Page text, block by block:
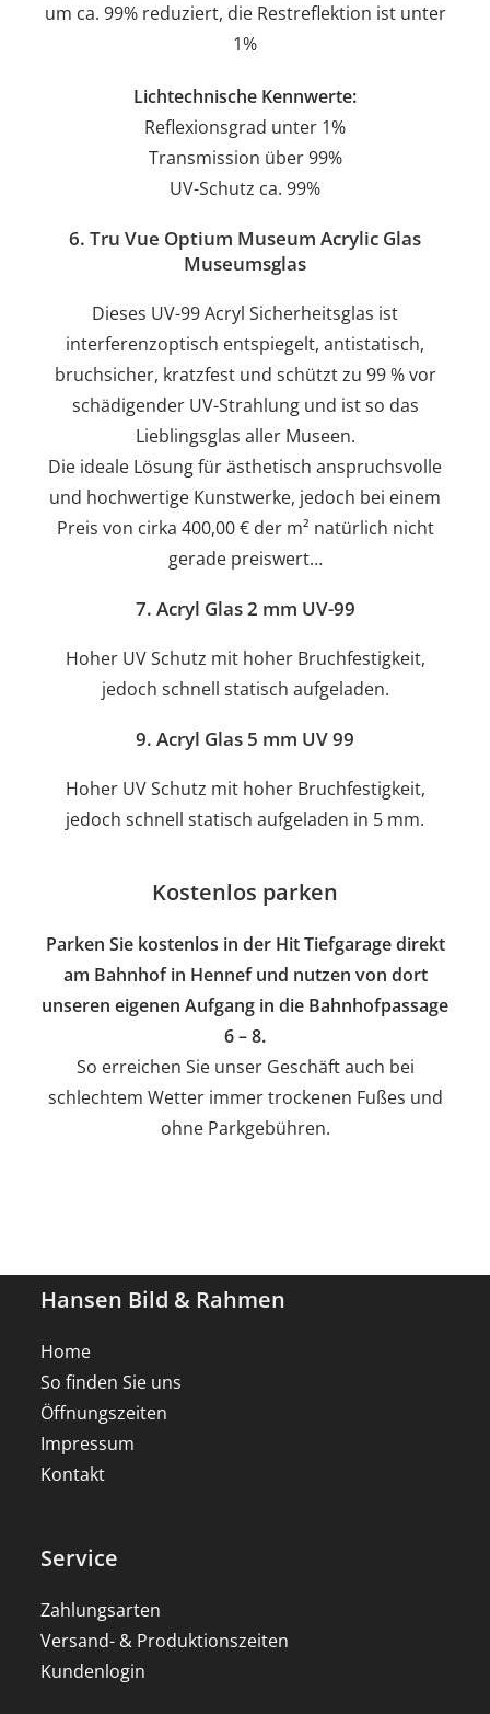
um ca. 99% reduziert, die Restreflektion ist unter
1%
Lichtechnische Kennwerte:
Reflexionsgrad unter 1%
Transmission über 99%
UV-Schutz ca. 99%
6. Tru Vue Optium Museum Acrylic Glas
Museumsglas
Dieses UV-99 Acryl Sicherheitsglas ist
interferenzoptisch entspiegelt, antistatisch,
bruchsicher, kratzfest und schützt zu 99 % vor
schädigender UV-Strahlung und ist so das
Lieblingsglas aller Museen.
Die ideale Lösung für ästhetisch anspruchsvolle
und hochwertige Kunstwerke, jedoch bei einem
Preis von cirka 400,00 € der m² natürlich nicht
gerade preiswert…
7. Acryl Glas 2 mm UV-99
Hoher UV Schutz mit hoher Bruchfestigkeit,
jedoch schnell statisch aufgeladen.
9. Acryl Glas 5 mm UV 99
Hoher UV Schutz mit hoher Bruchfestigkeit,
jedoch schnell statisch aufgeladen in 5 mm.
Kostenlos parken
Parken Sie kostenlos in der Hit Tiefgarage direkt
am Bahnhof in Hennef und nutzen von dort
unseren eigenen Aufgang in die Bahnhofpassage
6 – 8.
So erreichen Sie unser Geschäft auch bei
schlechtem Wetter immer trockenen Fußes und
ohne Parkgebühren.
Hansen Bild & Rahmen
Home
So finden Sie uns
Öffnungszeiten
Impressum
Kontakt
Service
Zahlungsarten
Versand- & Produktionszeiten
Kundenlogin